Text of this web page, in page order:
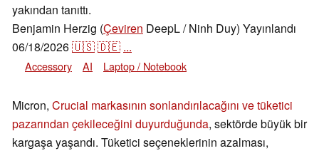
yakından tanıttı.
Benjamin Herzig (Çeviren DeepL / Ninh Duy) Yayınlandı
06/18/2026🇺🇸🇩🇪 ...
Accessory AI Laptop / Notebook
Micron, Crucial markasının sonlandırılacağını ve tüketici
pazarından çekileceğini duyurduğunda, sektörde büyük bir
kargaşa yaşandı. Tüketici seçeneklerinin azalması,